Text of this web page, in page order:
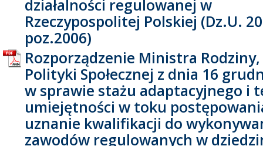
działalności regulowanej w
Rzeczypospolitej Polskiej (Dz.U.
poz.2006)
Rozporządzenie Ministra Rodziny,
Polityki Społecznej z dnia 16
w sprawie stażu adaptacyjnego i
umiejętności w toku
uznanie kwalifikacji do
zawodów regulowanych w